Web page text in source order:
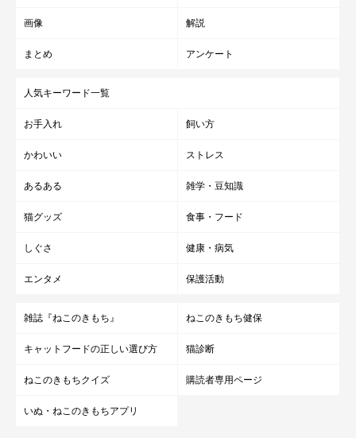
画像 解説
まとめ アンケート
人気キーワード一覧
お手入れ 飼い方
かわいい ストレス
あるある 雑学・豆知識
猫グッズ 食事・フード
しぐさ 健康・病気
エンタメ 保護活動
雑誌『ねこのきもち』 ねこのきもち健保
キャットフードの正しい選び方 猫診断
ねこのきもちクイズ 購読者専用ページ
いぬ・ねこのきもちアプリ